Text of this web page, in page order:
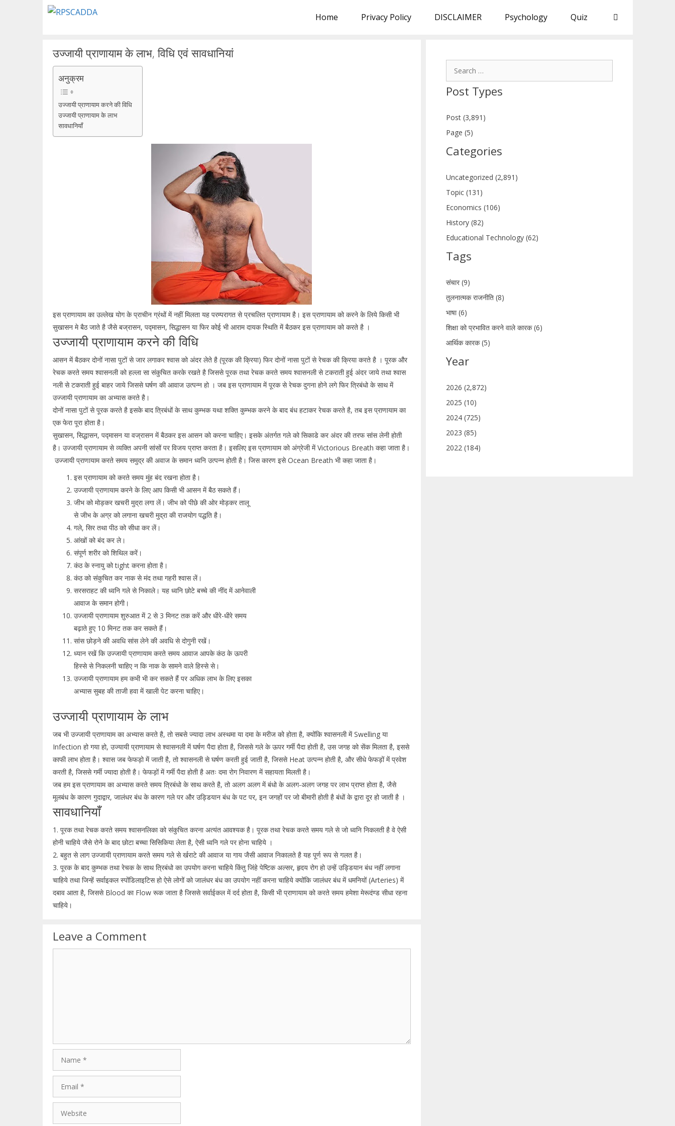
Home Privacy Policy DISCLAIMER Psychology Quiz
उज्जायी प्राणायाम के लाभ, विधि एवं सावधानियां
अनुक्रम
उज्जायी प्राणायाम करने की विधि
उज्जायी प्राणायाम के लाभ
सावधानियाँ
इस प्राणायाम का उल्लेख योग के प्राचीन ग्रंथों में नहीं मिलता यह परम्परागत से प्रचलित प्राणायाम है। इस प्राणायाम को करने के लिये किसी भी
सुखासन मे बैठ जाते है जैसे बज्रासन, पद्मासन, सिद्धासन या फिर कोई भी आराम दायक स्थिति में बैठकर इस प्राणायाम को करते है ।
उज्जायी प्राणायाम करने की विधि
आसन में बैठकर दोनों नासा पुटों से जार लगाकर श्वास को अंदर लेते है (पूरक की क्रिया) फिर दोनों नासा पुटों से रेचक की क्रिया करते है । पूरक और
रेचक करते समय श्वासनली को हल्ला सा संकुचित करके रखते है जिससे पूरक तथा रेचक करते समय श्वासनली से टकराती हुई अंदर जाये तथा श्वास
नली से टकराती हुई बाहर जाये जिससे घर्षण की आवाज उत्पन्न हो । जब इस प्राणायाम में पूरक से रेचक दुगना होने लगे फिर त्रिबंधो के साथ में
उज्जायी प्राणायाम का अभ्यास करते है।
दोनों नासा पुटों से पूरक करते है इसके बाद त्रिबंधों के साथ कुम्भक यथा शक्ति कुम्भक करने के बाद बंध हटाकर रेचक करते है, तब इस प्राणायाम का
एक फेरा पूरा होता है।
सुखासन, सिद्धासन, पद्मासन या वज्रासन में बैठकर इस आसन को करना चाहिए। इसके अंतर्गत गले को सिकाडे कर अंदर की तरफ सांस लेनी होती
है। उज्जायी प्राणायाम से व्यक्ति अपनी सांसों पर विजय प्राप्त करता है। इसलिए इस प्राणायाम को अंग्रेजी में Victorious Breath कहा जाता है।
उज्जायी प्राणायाम करते समय समुद्र की अवाज के समान ध्वनि उत्पन्न होती है। जिस कारण इसे Ocean Breath भी कहा जाता है।
इस प्राणायाम को करते समय मुंह बंद रखना होता है।
उज्जायी प्राणायाम करने के लिए आप किसी भी आसन में बैठ सकते हैं।
जीभ को मोड़कर खचरी मुद्रा लगा लें। जीभ को पीछे की ओर मोड़कर तालू
से जीभ के अग्र को लगाना खचरी मुद्रा की राजयोग पद्धति है।
गले, सिर तथा पीठ को सीधा कर लें।
आंखों को बंद कर ले।
संपूर्ण शरीर को शिथिल करें।
कंठ के स्नायु को tight करना होता है।
कंठ को संकुचित कर नाक से मंद तथा गहरी श्वास लें।
सरसराहट की ध्वनि गले से निकाले। यह ध्वनि छोटे बच्चे की नींद में आनेवाली
आवाज के समान होगी।
उज्जायी प्राणायाम शुरुआत में 2 से 3 मिनट तक करें और धीरे-धीरे समय
बढ़ाते हुए 10 मिनट तक कर सकते हैं।
सांस छोड़ने की अवधि सांस लेने की अवधि से दोगुनी रखें।
ध्यान रखें कि उज्जायी प्राणायाम करते समय आवाज आपके कंठ के ऊपरी
हिस्से से निकलनी चाहिए न कि नाक के सामने वाले हिस्से से।
उज्जायी प्राणायाम हम कभी भी कर सकते हैं पर अधिक लाभ के लिए इसका
अभ्यास सुबह की ताजी हवा में खाली पेट करना चाहिए।
उज्जायी प्राणायाम के लाभ
जब भी उज्जायी प्राणायाम का अभ्यास करते है, तो सबसे ज्यादा लाभ अस्थमा या दमा के मरीज को होता है, क्योंकि श्वासनली में Swelling या
Infection हो गया हो, उज्यायी प्राणायाम से श्वासनली में घर्षण पैदा होता है, जिससे गले के ऊपर गर्मी पैदा होती है, उस जगह को सेंक मिलता है, इससे
काफी लाभ होता है। श्वास जब फेफड़ो में जाती है, तो श्वासनली से घर्षण करती हुई जाती है, जिससे Heat उत्पन्न होती है, और सीधे फेफड़ों में प्रवेश
करती है, जिससे गर्मी ज्यादा होती है। फेफड़ों में गर्मी पैदा होती है अतः दमा रोग निवारण में सहायता मिलती है।
जब हम इस प्राणायाम का अभ्यास करते समय त्रिबंधो के साथ करते है, तो अलग अलग में बंधो के अलग-अलग जगह पर लाभ प्राप्त होता है, जैसे
मूलबंध के कारण गुदाद्वार, जालंधर बंध के कारण गले पर और उड्डियान बंध के पट पर, इन जगहों पर जो बीमारी होती है बंधों के द्वारा दूर हो जाती है ।
सावधानियाँ
1. पूरक तथा रेचक करते समय श्वासनलिका को संकुचित करना अत्यंत आवश्यक है। पूरक तथा रेचक करते समय गले से जो ध्वनि निकलती है वे ऐसी
होनी चाहिये जैसे रोने के बाद छोटा बच्चा सिसिकिया लेता है, ऐसी ध्वनि गले पर होना चाहिये ।
2. बहुत से लाग उज्जायी प्राणायाम करते समय गले से र्खराटे की आवाज या गाय जैसी आवाज निकालते है यह पूर्ण रूप से गलत है।
3. पूरक के बाद कुम्भक तथा रेचक के साथ त्रिबंधो का उपयोग करना चाहिये किंतु जिंहे पेष्टिक अल्सर, हृदय रोग हो उन्हें उड्डियान बंध नहीं लगाना
चाहिये तथा जिन्हें सर्वाइकल स्पोंडिलाइटिस हो ऐसे लोगों को जालंधर बंध का उपयोग नहीं करना चाहिये क्योंकि जालंधर बंध में धमनियों (Arteries) में
दबाव आता है, जिससे Blood का Flow रूक जाता है जिससे सर्वाईकल में दर्द होता है, किसी भी प्राणायाम को करते समय हमेशा मेरूदंण्ड सीधा रहना
चाहिये।
Leave a Comment
Post Types
Post (3,891)
Page (5)
Categories
Uncategorized (2,891)
Topic (131)
Economics (106)
History (82)
Educational Technology (62)
Tags
संचार (9)
तुलनात्मक राजनीति (8)
भाषा (6)
शिक्षा को प्रभावित करने वाले कारक (6)
आर्थिक कारक (5)
Year
2026 (2,872)
2025 (10)
2024 (725)
2023 (85)
2022 (184)